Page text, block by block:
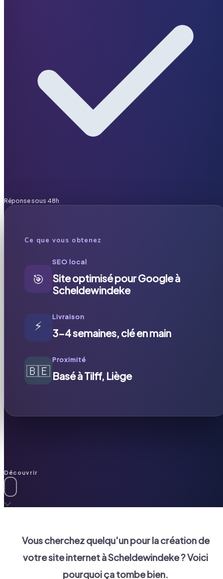
Réponse sous 48h
Ce que vous obtenez
🎯
SEO local
Site optimisé pour Google à
Scheldewindeke
⚡
Livraison
3-4 semaines, clé en main
🇧🇪
Proximité
Basé à Tilff, Liège
Découvrir
Vous cherchez quelqu'un pour la création de
votre site internet àScheldewindeke? Voici
pourquoi ça tombe bien.